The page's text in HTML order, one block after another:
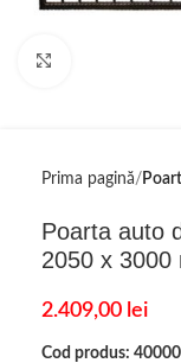
Prima pagină
Poarta auto
2050 x 3000
2.409,00 lei
Cod produs: